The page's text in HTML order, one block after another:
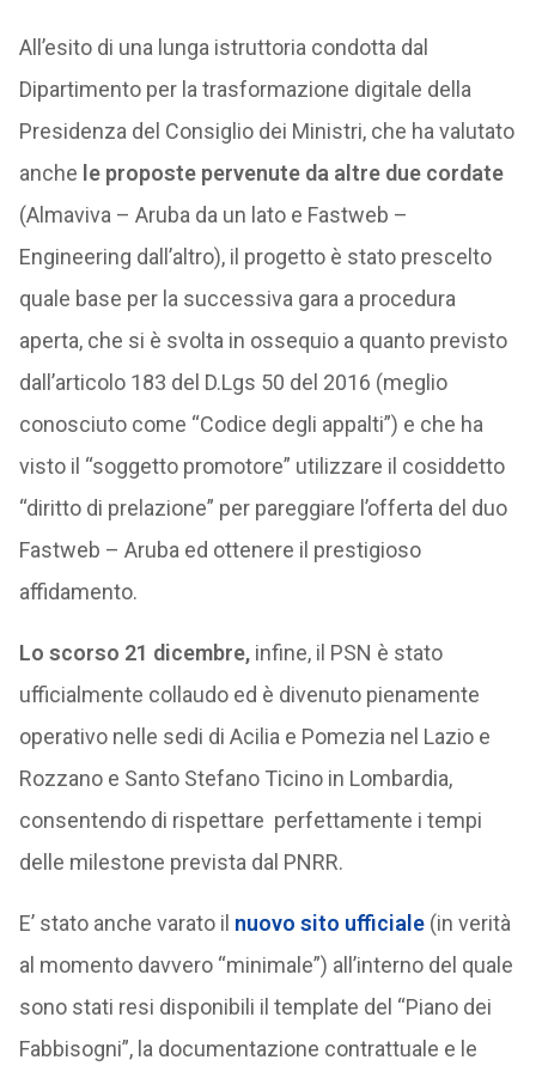
All’esito di una lunga istruttoria condotta dal
Dipartimento per la trasformazione digitale della
Presidenza del Consiglio dei Ministri, che ha valutato
anche le proposte pervenute da altre due cordate
(Almaviva – Aruba da un lato e Fastweb –
Engineering dall’altro), il progetto è stato prescelto
quale base per la successiva gara a procedura
aperta, che si è svolta in ossequio a quanto previsto
dall’articolo 183 del D.Lgs 50 del 2016 (meglio
conosciuto come “Codice degli appalti”) e che ha
visto il “soggetto promotore” utilizzare il cosiddetto
“diritto di prelazione” per pareggiare l’offerta del duo
Fastweb – Aruba ed ottenere il prestigioso
affidamento.
Lo scorso 21 dicembre,infine, il PSN è stato
ufficialmente collaudo ed è divenuto pienamente
operativo nelle sedi di Acilia e Pomezia nel Lazio e
Rozzano e Santo Stefano Ticino in Lombardia,
consentendo di rispettare perfettamente i tempi
delle milestone prevista dal PNRR.
E’ stato anche varato il nuovo sito ufficiale(in verità
al momento davvero “minimale”) all’interno del quale
sono stati resi disponibili il template del “Piano dei
Fabbisogni”, la documentazione contrattuale e le